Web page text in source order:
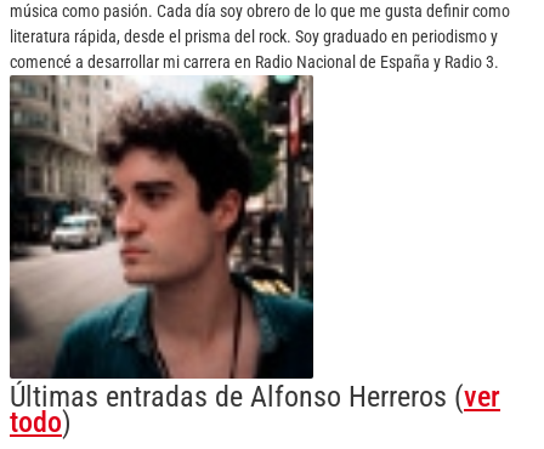
música como pasión. Cada día soy obrero de lo que me gusta definir como
literatura rápida, desde el prisma del rock. Soy graduado en periodismo y
comencé a desarrollar mi carrera en Radio Nacional de España y Radio 3.
Últimas entradas de Alfonso Herreros (ver
todo)